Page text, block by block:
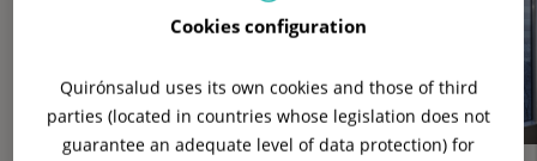
Cookies configuration
Quirónsalud uses its own cookies and those of third
parties (located in countries whose legislation does not
guarantee an adequate level of data protection) for